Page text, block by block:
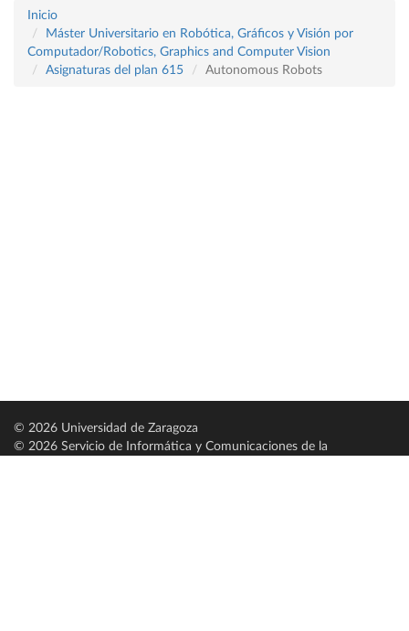
Inicio
Máster Universitario en Robótica, Gráficos y Visión por
Computador/Robotics, Graphics and Computer Vision
Asignaturas del plan 615
Autonomous Robots
© 2026 Universidad de Zaragoza
© 2026 Servicio de Informática y Comunicaciones de la